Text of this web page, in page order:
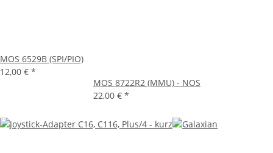
MOS 6529B (SPI/PIO)
12,00 € *
MOS 8722R2 (MMU) - NOS
22,00 € *